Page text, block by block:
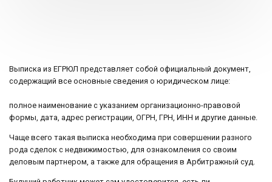
Выписка из ЕГРЮЛ представляет собой официальный документ,
содержащий все основные сведения о юридическом лице:
полное наименование с указанием организационно-правовой
формы, дата, адрес регистрации, ОГРН, ГРН, ИНН и другие данные.
Чаще всего такая выписка необходима при совершении разного
рода сделок с недвижимостью, для ознакомления со своим
деловым партнером, а также для обращения в Арбитражный суд.